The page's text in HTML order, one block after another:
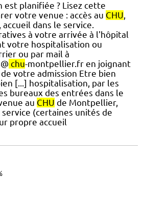
planifiée ? Lisez cette
votre venue : accès au CHU,
dans le service.
à votre arrivée à l'hôpital
votre hospitalisation ou
ou par mail à
chu-montpellier.fr en joignant
votre admission Etre bien
[...] hospitalisation, par les
bureaux des entrées dans le
au CHU de Montpellier,
(certaines unités de
propre accueil